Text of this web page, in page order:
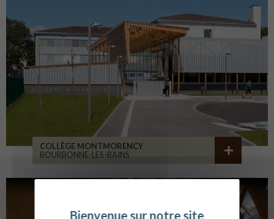
COLLÈGE MONTMORENCY
BOURBONNE-LES-BAINS